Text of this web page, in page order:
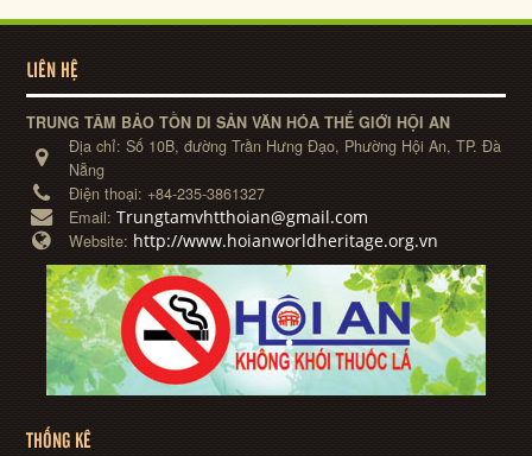
LIÊN HỆ
TRUNG TÂM BẢO TỒN DI SẢN VĂN HÓA THẾ GIỚI HỘI AN
Địa chỉ:Số 10B, đường Trần Hưng Đạo, Phường Hội An, TP. Đà
Nẵng
Điện thoại: +84-235-3861327
Email:Trungtamvhtthoian@gmail.com
Website: http://www.hoianworldheritage.org.vn
THỐNG KÊ